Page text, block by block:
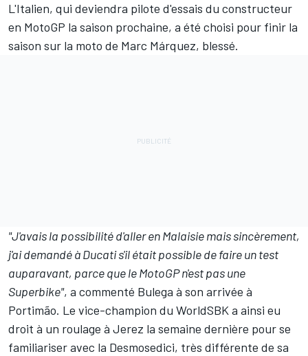
L'Italien, qui deviendra pilote d'essais du constructeur
en MotoGP la saison prochaine, a été choisi pour finir la
saison sur la moto de Marc Márquez, blessé.
"J'avais la possibilité d'aller en Malaisie mais sincèrement,
j'ai demandé à Ducati s'il était possible de faire un test
auparavant, parce que le MotoGP n'est pas une
Superbike", a commenté Bulega à son arrivée à
Portimão. Le vice-champion du WorldSBK a ainsi eu
droit à un roulage à Jerez la semaine dernière pour se
familiariser avec la Desmosedici, très différente de sa